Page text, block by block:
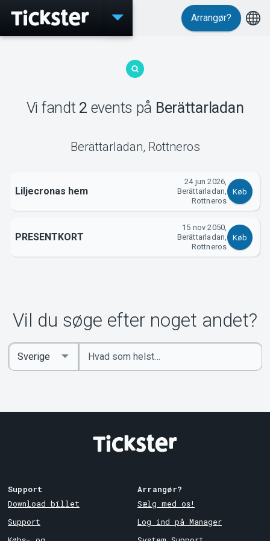
Events
MyTickster
Arrangør?
Vi fandt 2 events på Berättarladan
Berättarladan, Rottneros
Liljecronas hem
24 jun 2026,
Berättarladan,
Rottneros
Køb
PRESENTKORT
15 nov 2050,
Berättarladan,
Rottneros
Køb
Vil du søge efter noget andet?
Indtast
søgeord
Select
Country
Support
Download billet
Support
Arrangør?
Sælg med os!
Log ind på Manager